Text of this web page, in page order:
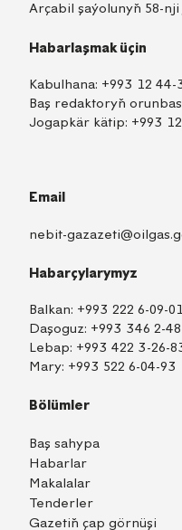
Arçabil şaýolunyň 58-nji
Habarlaşmak üçin
Kabulhana: +993 12 44-
Baş redaktoryň
Jogapkär kätip: +993
Email
nebit-
Habarçylarymyz
Balkan: +993 222 6-09-01
Daşoguz: +993 346 2-
Lebap: +993 422 3-26-
Mary: +993 522 6-04-93
Bölümler
Baş sahypa
Habarlar
Makalalar
Tenderler
Gazetiň çap görnüşi